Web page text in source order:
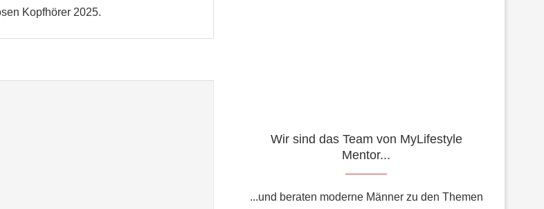
Kopfhörer 2025.
Wir sind das Team von MyLifestyle
Mentor...
...und beraten moderne Männer zu den Themen